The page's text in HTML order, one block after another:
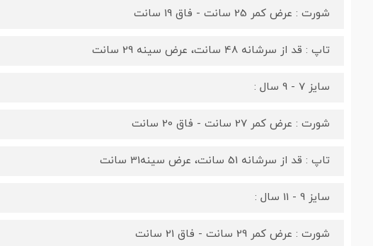
شورت : عرض کمر 25 سانت - فاق 19 سانت
تاپ : قد از سرشانه 48 سانت، عرض سینه 29 سانت
سایز 7 - 9 سال :
شورت : عرض کمر 27 سانت - فاق 20 سانت
تاپ : قد از سرشانه 51 سانت، عرض سینه31 سانت
سایز 9 - 11 سال :
شورت : عرض کمر 29 سانت - فاق 21 سانت